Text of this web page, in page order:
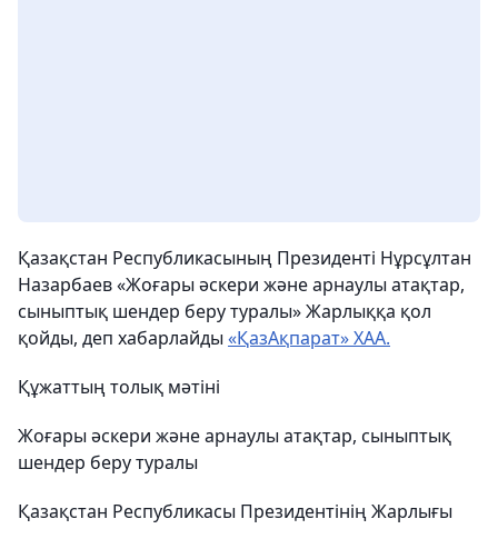
Қазақстан Республикасының Президенті Нұрсұлтан
Назарбаев «Жоғары әскери және арнаулы атақтар,
сыныптық шендер беру туралы» Жарлыққа қол
қойды, деп хабарлайды «ҚазАқпарат» ХАА.
Құжаттың толық мәтіні
Жоғары әскери және арнаулы атақтар, сыныптық
шендер беру туралы
Қазақстан Республикасы Президентінің Жарлығы